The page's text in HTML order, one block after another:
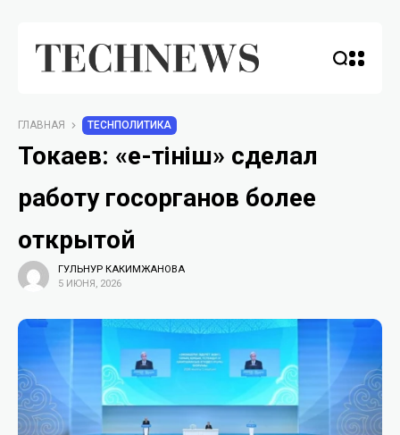
ГЛАВНАЯ TECHПОЛИТИКА
Токаев: «е-Өтініш» сделал
работу госорганов более
открытой
ГУЛЬНУР КАКИМЖАНОВА
5 ИЮНЯ, 2026